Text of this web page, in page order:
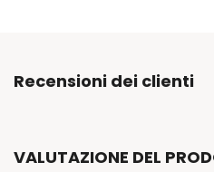
Recensioni dei clienti
VALUTAZIONE DEL